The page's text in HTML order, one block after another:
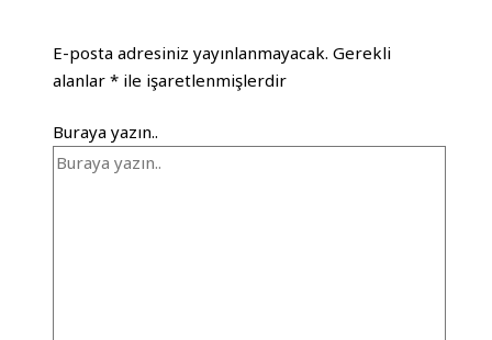
E-posta adresiniz yayınlanmayacak. Gerekli
alanlar* ile işaretlenmişlerdir
Buraya yazın..